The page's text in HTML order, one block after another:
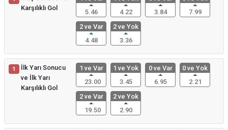
Karşılıklı Gol
5.46
4.22
3.84
7.99
2 ve Var
4.48
2 ve Yok
3.36
1
İlk Yarı Sonucu
ve İlk Yarı
Karşılıklı Gol
1 ve Var
23.00
1 ve Yok
3.45
0 ve Var
6.95
0 ve Yok
2.21
2 ve Var
19.50
2 ve Yok
2.90